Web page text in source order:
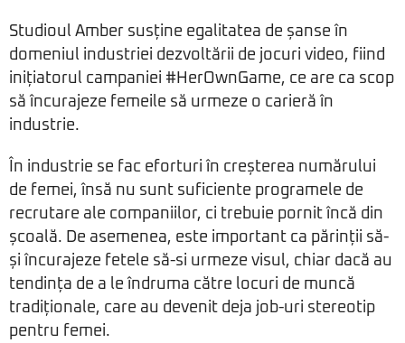
Studioul Amber susține egalitatea de șanse în
domeniul industriei dezvoltării de jocuri video, fiind
inițiatorul campaniei #HerOwnGame, ce are ca scop
să încurajeze femeile să urmeze o carieră în
industrie.
În industrie se fac eforturi în creșterea numărului
de femei, însă nu sunt suficiente programele de
recrutare ale companiilor, ci trebuie pornit încă din
școală. De asemenea, este important ca părinții să-
și încurajeze fetele să-si urmeze visul, chiar dacă au
tendința de a le îndruma către locuri de muncă
tradiționale, care au devenit deja job-uri stereotip
pentru femei.